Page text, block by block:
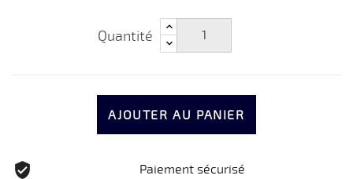
Quantité
AJOUTER AU PANIER
Paiement sécurisé